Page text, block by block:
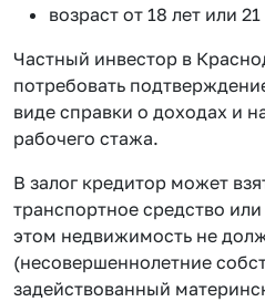
возраст от 18 лет или 21
Частный инвестор в
потребовать
виде справки о доходах и
рабочего стажа.
В залог кредитор может
транспортное средство
этом недвижимость не
(несовершеннолетние
задействованный